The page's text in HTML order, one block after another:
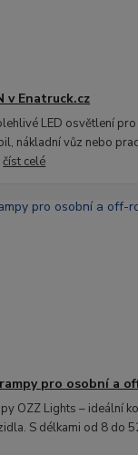
v Enatruck.cz
LED osvětlení
nákladní vůz nebo
číst celé
pro osobní a
OZZ Lights – ideální
S délkami od 8 do